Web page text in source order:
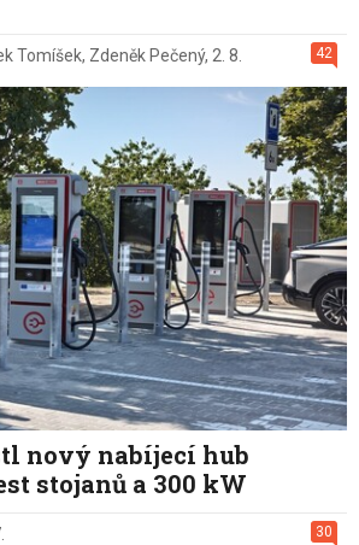
42
Tomíšek, Zdeněk Pečený, 2. 8.
nový nabíjecí hub
stojanů a 300 kW
30